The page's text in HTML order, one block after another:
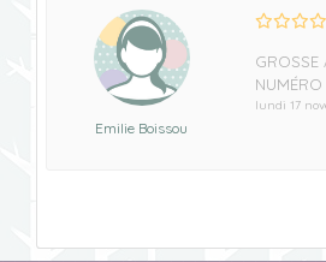
Emilie Boissou
GROSSE
NUMÉRO
lundi 17